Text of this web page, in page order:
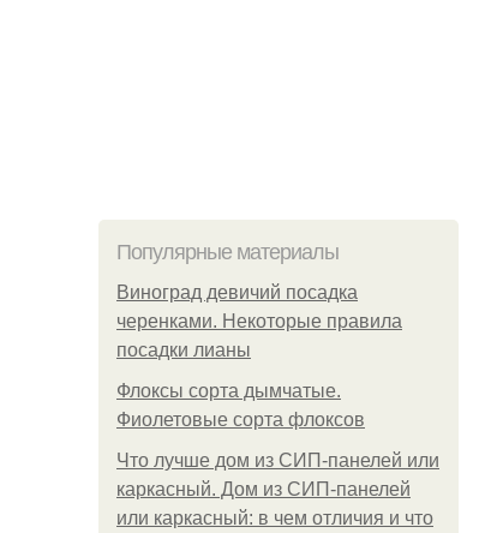
Популярные материалы
Виноград девичий посадка
черенками. Некоторые правила
посадки лианы
Флоксы сорта дымчатые.
Фиолетовые сорта флоксов
Что лучше дом из СИП-панелей или
каркасный. Дом из СИП-панелей
или каркасный: в чем отличия и что